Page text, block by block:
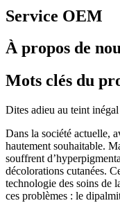
Service OEM
À propos de
Mots clés du
Dites adieu au teint
Dans la société actuelle,
hautement souhaitable.
souffrent
décolorations cutanées.
technologie des soins de
ces problèmes : le